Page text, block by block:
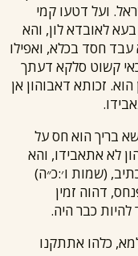
ועל דטעו קמי
לאובדא לון, והא
עבד חסד בכלא, ואפילו
קשוט סלקא דעתך
זכותא דאבוהון אן
בריך הוא חס על
לא אתאבידו, והא
(שמות ו׳:כ״ה)
דהוה זמין
כבר היה.
כלהו אתתקנו